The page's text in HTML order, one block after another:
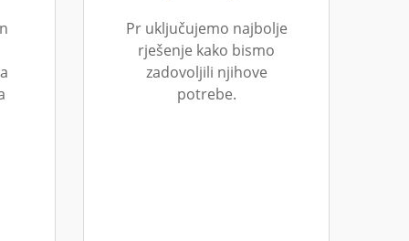
Pr uključujemo najbolje
rješenje kako bismo
zadovoljili njihove
potrebe.